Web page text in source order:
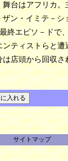
舞台はアフリカ
ン・イミテ－
終エピソ－ドで
ティストらと
店頭から回収
サイトマップ